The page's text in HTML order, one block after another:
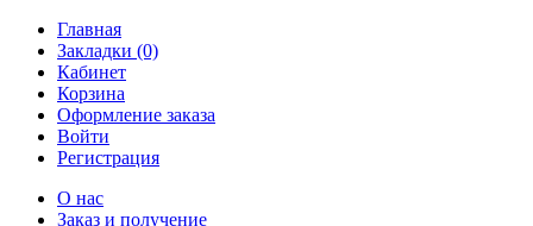
Главная
Закладки (0)
Кабинет
Корзина
Оформление заказа
Войти
Регистрация
О нас
Заказ и получение